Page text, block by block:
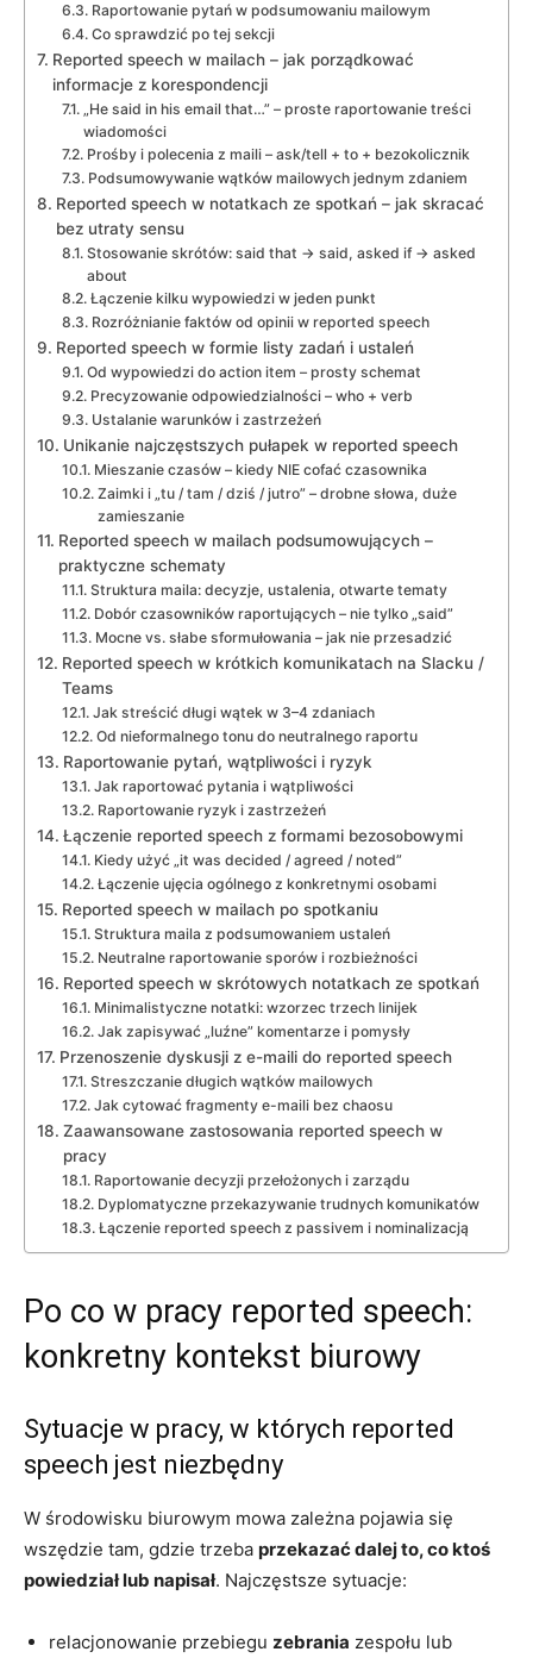
Raportowanie pytań w podsumowaniu mailowym
Co sprawdzić po tej sekcji
Reported speech w mailach – jak porządkować
informacje z korespondencji
„He said in his email that…” – proste raportowanie treści
wiadomości
Prośby i polecenia z maili – ask/tell + to + bezokolicznik
Podsumowywanie wątków mailowych jednym zdaniem
Reported speech w notatkach ze spotkań – jak skracać
bez utraty sensu
Stosowanie skrótów: said that → said, asked if → asked
about
Łączenie kilku wypowiedzi w jeden punkt
Rozróżnianie faktów od opinii w reported speech
Reported speech w formie listy zadań i ustaleń
Od wypowiedzi do action item – prosty schemat
Precyzowanie odpowiedzialności – who + verb
Ustalanie warunków i zastrzeżeń
Unikanie najczęstszych pułapek w reported speech
Mieszanie czasów – kiedy NIE cofać czasownika
Zaimki i „tu / tam / dziś / jutro” – drobne słowa, duże
zamieszanie
Reported speech w mailach podsumowujących –
praktyczne schematy
Struktura maila: decyzje, ustalenia, otwarte tematy
Dobór czasowników raportujących – nie tylko „said”
Mocne vs. słabe sformułowania – jak nie przesadzić
Reported speech w krótkich komunikatach na Slacku /
Teams
Jak streścić długi wątek w 3–4 zdaniach
Od nieformalnego tonu do neutralnego raportu
Raportowanie pytań, wątpliwości i ryzyk
Jak raportować pytania i wątpliwości
Raportowanie ryzyk i zastrzeżeń
Łączenie reported speech z formami bezosobowymi
Kiedy użyć „it was decided / agreed / noted”
Łączenie ujęcia ogólnego z konkretnymi osobami
Reported speech w mailach po spotkaniu
Struktura maila z podsumowaniem ustaleń
Neutralne raportowanie sporów i rozbieżności
Reported speech w skrótowych notatkach ze spotkań
Minimalistyczne notatki: wzorzec trzech linijek
Jak zapisywać „luźne” komentarze i pomysły
Przenoszenie dyskusji z e-maili do reported speech
Streszczanie długich wątków mailowych
Jak cytować fragmenty e-maili bez chaosu
Zaawansowane zastosowania reported speech w
pracy
Raportowanie decyzji przełożonych i zarządu
Dyplomatyczne przekazywanie trudnych komunikatów
Łączenie reported speech z passivem i nominalizacją
Po co w pracy reported speech:
konkretny kontekst biurowy
Sytuacje w pracy, w których reported
speech jest niezbędny
W środowisku biurowym mowa zależna pojawia się
wszędzie tam, gdzie trzeba przekazać dalej to, co ktoś
powiedział lub napisał. Najczęstsze sytuacje:
relacjonowanie przebiegu zebrania zespołu lub